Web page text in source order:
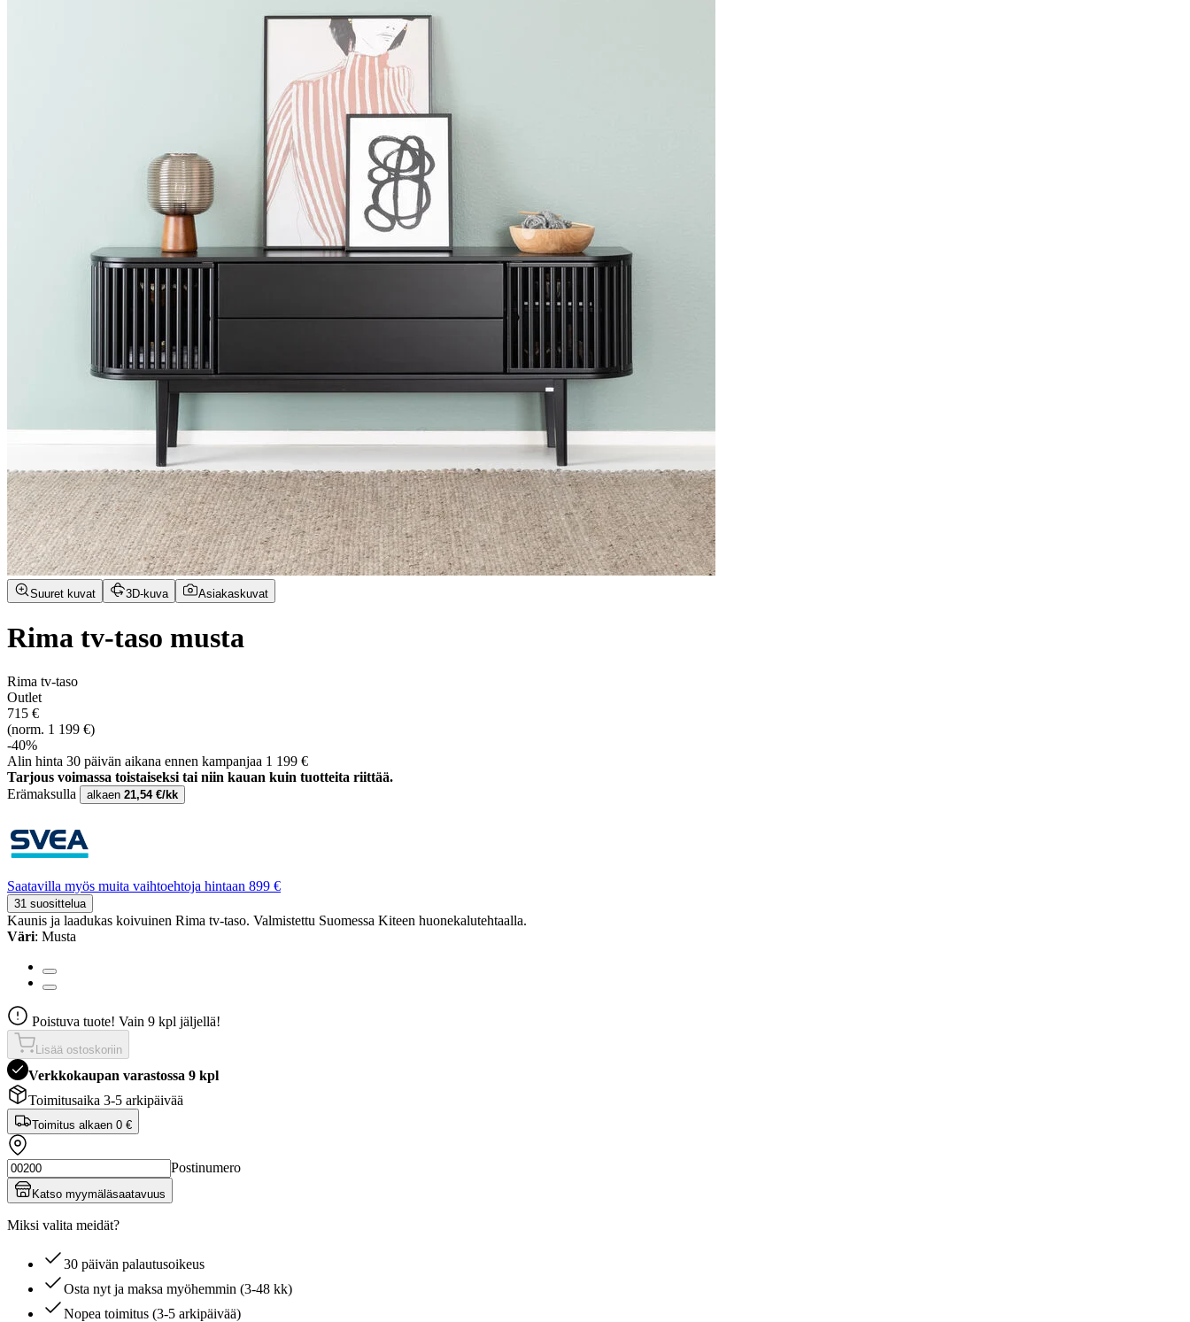
Suuret kuvat 3D-kuva Asiakaskuvat
Rima tv-taso musta
Rima tv-taso
Outlet
715 €
(norm. 1 199 €)
-40%
Alin hinta 30 päivän aikana ennen kampanjaa 1 199 €
Tarjous voimassa toistaiseksi tai niin kauan kuin tuotteita riittää.
Erämaksulla
alkaen 21,54 €/kk
Saatavilla myös muita vaihtoehtoja hintaan 899 €
31 suosittelua
Kaunis ja laadukas koivuinen Rima tv-taso. Valmistettu Suomessa Kiteen huonekalutehtaalla.
Väri: Musta
Poistuva tuote! Vain 9 kpl jäljellä!
Lisää ostoskoriin
Verkkokaupan varastossa 9 kpl
Toimitusaika 3-5 arkipäivää
Toimitus alkaen 0 €
Postinumero
Katso myymäläsaatavuus
Miksi valita meidät?
30 päivän palautusoikeus
Osta nyt ja maksa myöhemmin (3-48 kk)
Nopea toimitus (3-5 arkipäivää)